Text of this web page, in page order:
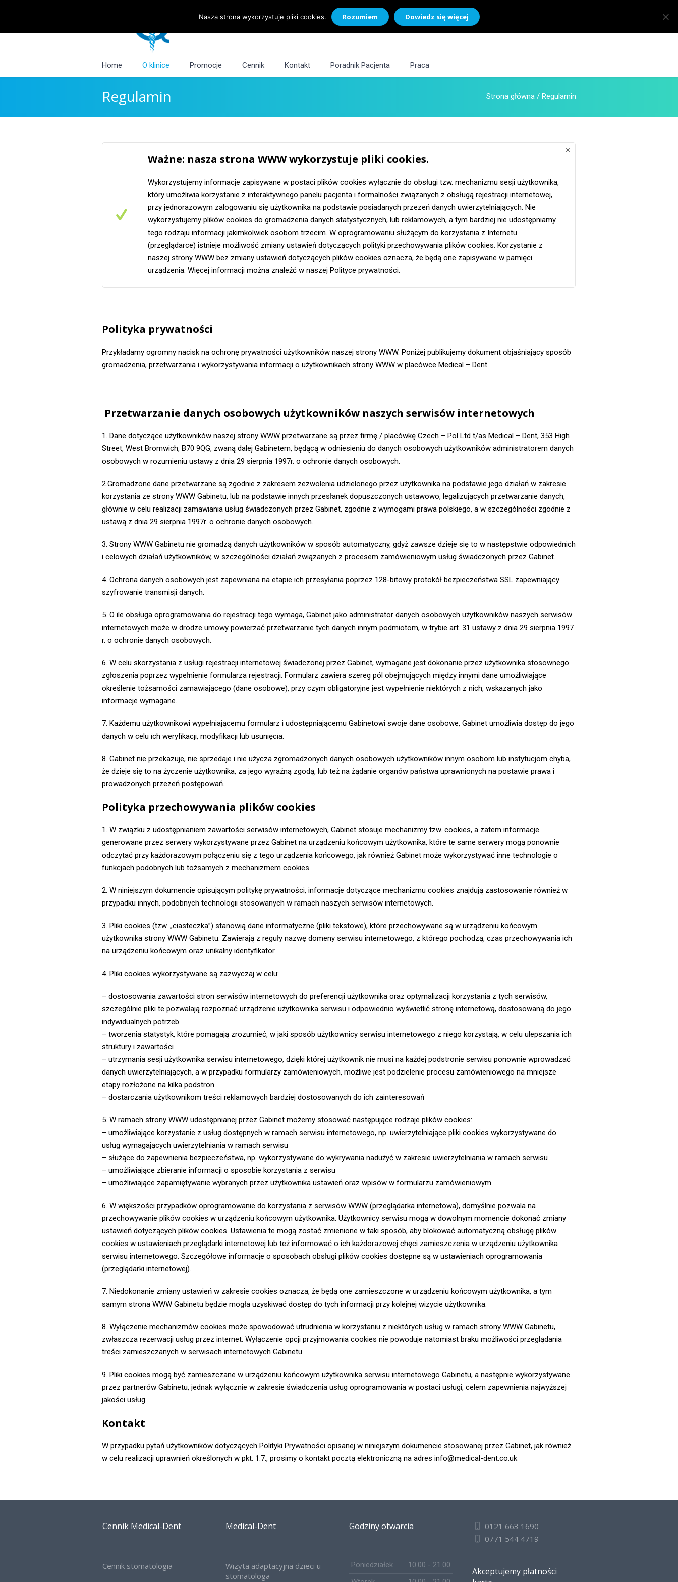
Home O klinice Promocje Cennik Kontakt Poradnik Pacjenta Praca
Regulamin Strona główna / Regulamin
Ważne: nasza strona WWW wykorzystuje pliki cookies.
Wykorzystujemy informacje zapisywane w postaci plików cookies wyłącznie do obsługi tzw. mechanizmu sesji użytkownika,
który umożliwia korzystanie z interaktywnego panelu pacjenta i formalności związanych z obsługą rejestracji internetowej,
przy jednorazowym zalogowaniu się użytkownika na podstawie posiadanych przezeń danych uwierzytelniających. Nie
wykorzystujemy plików cookies do gromadzenia danych statystycznych, lub reklamowych, a tym bardziej nie udostępniamy
tego rodzaju informacji jakimkolwiek osobom trzecim. W oprogramowaniu służącym do korzystania z Internetu
(przeglądarce) istnieje możliwość zmiany ustawień dotyczących polityki przechowywania plików cookies. Korzystanie z
naszej strony WWW bez zmiany ustawień dotyczących plików cookies oznacza, że będą one zapisywane w pamięci
urządzenia. Więcej informacji można znaleźć w naszej Polityce prywatności.
Polityka prywatności
Przykładamy ogromny nacisk na ochronę prywatności użytkowników naszej strony WWW. Poniżej publikujemy dokument objaśniający sposób
gromadzenia, przetwarzania i wykorzystywania informacji o użytkownikach strony WWW w placówce Medical – Dent
Przetwarzanie danych osobowych użytkowników naszych serwisów internetowych
1. Dane dotyczące użytkowników naszej strony WWW przetwarzane są przez firmę / placówkę Czech – Pol Ltd t/as Medical – Dent, 353 High
Street, West Bromwich, B70 9QG, zwaną dalej Gabinetem, będącą w odniesieniu do danych osobowych użytkowników administratorem danych
osobowych w rozumieniu ustawy z dnia 29 sierpnia 1997r. o ochronie danych osobowych.
2.Gromadzone dane przetwarzane są zgodnie z zakresem zezwolenia udzielonego przez użytkownika na podstawie jego działań w zakresie
korzystania ze strony WWW Gabinetu, lub na podstawie innych przesłanek dopuszczonych ustawowo, legalizujących przetwarzanie danych,
głównie w celu realizacji zamawiania usług świadczonych przez Gabinet, zgodnie z wymogami prawa polskiego, a w szczególności zgodnie z
ustawą z dnia 29 sierpnia 1997r. o ochronie danych osobowych.
3. Strony WWW Gabinetu nie gromadzą danych użytkowników w sposób automatyczny, gdyż zawsze dzieje się to w następstwie odpowiednich
i celowych działań użytkowników, w szczególności działań związanych z procesem zamówieniowym usług świadczonych przez Gabinet.
4. Ochrona danych osobowych jest zapewniana na etapie ich przesyłania poprzez 128-bitowy protokół bezpieczeństwa SSL zapewniający
szyfrowanie transmisji danych.
5. O ile obsługa oprogramowania do rejestracji tego wymaga, Gabinet jako administrator danych osobowych użytkowników naszych serwisów
internetowych może w drodze umowy powierzać przetwarzanie tych danych innym podmiotom, w trybie art. 31 ustawy z dnia 29 sierpnia 1997
r. o ochronie danych osobowych.
6. W celu skorzystania z usługi rejestracji internetowej świadczonej przez Gabinet, wymagane jest dokonanie przez użytkownika stosownego
zgłoszenia poprzez wypełnienie formularza rejestracji. Formularz zawiera szereg pól obejmujących między innymi dane umożliwiające
określenie tożsamości zamawiającego (dane osobowe), przy czym obligatoryjne jest wypełnienie niektórych z nich, wskazanych jako
informacje wymagane.
7. Każdemu użytkownikowi wypełniającemu formularz i udostępniającemu Gabinetowi swoje dane osobowe, Gabinet umożliwia dostęp do jego
danych w celu ich weryfikacji, modyfikacji lub usunięcia.
8. Gabinet nie przekazuje, nie sprzedaje i nie użycza zgromadzonych danych osobowych użytkowników innym osobom lub instytucjom chyba,
że dzieje się to na życzenie użytkownika, za jego wyraźną zgodą, lub też na żądanie organów państwa uprawnionych na postawie prawa i
prowadzonych przezeń postępowań.
Polityka przechowywania plików cookies
1. W związku z udostępnianiem zawartości serwisów internetowych, Gabinet stosuje mechanizmy tzw. cookies, a zatem informacje
generowane przez serwery wykorzystywane przez Gabinet na urządzeniu końcowym użytkownika, które te same serwery mogą ponownie
odczytać przy każdorazowym połączeniu się z tego urządzenia końcowego, jak również Gabinet może wykorzystywać inne technologie o
funkcjach podobnych lub tożsamych z mechanizmem cookies.
2. W niniejszym dokumencie opisującym politykę prywatności, informacje dotyczące mechanizmu cookies znajdują zastosowanie również w
przypadku innych, podobnych technologii stosowanych w ramach naszych serwisów internetowych.
3. Pliki cookies (tzw. „ciasteczka”) stanowią dane informatyczne (pliki tekstowe), które przechowywane są w urządzeniu końcowym
użytkownika strony WWW Gabinetu. Zawierają z reguły nazwę domeny serwisu internetowego, z którego pochodzą, czas przechowywania ich
na urządzeniu końcowym oraz unikalny identyfikator.
4. Pliki cookies wykorzystywane są zazwyczaj w celu:
– dostosowania zawartości stron serwisów internetowych do preferencji użytkownika oraz optymalizacji korzystania z tych serwisów,
szczególnie pliki te pozwalają rozpoznać urządzenie użytkownika serwisu i odpowiednio wyświetlić stronę internetową, dostosowaną do jego
indywidualnych potrzeb
– tworzenia statystyk, które pomagają zrozumieć, w jaki sposób użytkownicy serwisu internetowego z niego korzystają, w celu ulepszania ich
struktury i zawartości
– utrzymania sesji użytkownika serwisu internetowego, dzięki której użytkownik nie musi na każdej podstronie serwisu ponownie wprowadzać
danych uwierzytelniających, a w przypadku formularzy zamówieniowych, możliwe jest podzielenie procesu zamówieniowego na mniejsze
etapy rozłożone na kilka podstron
– dostarczania użytkownikom treści reklamowych bardziej dostosowanych do ich zainteresowań
5. W ramach strony WWW udostępnianej przez Gabinet możemy stosować następujące rodzaje plików cookies:
– umożliwiające korzystanie z usług dostępnych w ramach serwisu internetowego, np. uwierzytelniające pliki cookies wykorzystywane do
usług wymagających uwierzytelniania w ramach serwisu
– służące do zapewnienia bezpieczeństwa, np. wykorzystywane do wykrywania nadużyć w zakresie uwierzytelniania w ramach serwisu
– umożliwiające zbieranie informacji o sposobie korzystania z serwisu
– umożliwiające zapamiętywanie wybranych przez użytkownika ustawień oraz wpisów w formularzu zamówieniowym
6. W większości przypadków oprogramowanie do korzystania z serwisów WWW (przeglądarka internetowa), domyślnie pozwala na
przechowywanie plików cookies w urządzeniu końcowym użytkownika. Użytkownicy serwisu mogą w dowolnym momencie dokonać zmiany
ustawień dotyczących plików cookies. Ustawienia te mogą zostać zmienione w taki sposób, aby blokować automatyczną obsługę plików
cookies w ustawieniach przeglądarki internetowej lub też informować o ich każdorazowej chęci zamieszczenia w urządzeniu użytkownika
serwisu internetowego. Szczegółowe informacje o sposobach obsługi plików cookies dostępne są w ustawieniach oprogramowania
(przeglądarki internetowej).
7. Niedokonanie zmiany ustawień w zakresie cookies oznacza, że będą one zamieszczone w urządzeniu końcowym użytkownika, a tym
samym strona WWW Gabinetu będzie mogła uzyskiwać dostęp do tych informacji przy kolejnej wizycie użytkownika.
8. Wyłączenie mechanizmów cookies może spowodować utrudnienia w korzystaniu z niektórych usług w ramach strony WWW Gabinetu,
zwłaszcza rezerwacji usług przez internet. Wyłączenie opcji przyjmowania cookies nie powoduje natomiast braku możliwości przeglądania
treści zamieszczanych w serwisach internetowych Gabinetu.
9. Pliki cookies mogą być zamieszczane w urządzeniu końcowym użytkownika serwisu internetowego Gabinetu, a następnie wykorzystywane
przez partnerów Gabinetu, jednak wyłącznie w zakresie świadczenia usług oprogramowania w postaci usługi, celem zapewnienia najwyższej
jakości usług.
Kontakt
W przypadku pytań użytkowników dotyczących Polityki Prywatności opisanej w niniejszym dokumencie stosowanej przez Gabinet, jak również
w celu realizacji uprawnień określonych w pkt. 1.7., prosimy o kontakt pocztą elektroniczną na adres info@medical-dent.co.uk
Cennik Medical-Dent
Cennik stomatologia
Medical-Dent
Wizyta adaptacyjna dzieci u
stomatologa
Godziny otwarcia
Poniedziałek
10.00 - 21.00
0121 663 1690
0771 544 4719
Akceptujemy płatności
Nasza strona wykorzystuje pliki cookies. Rozumiem Dowiedz się więcej